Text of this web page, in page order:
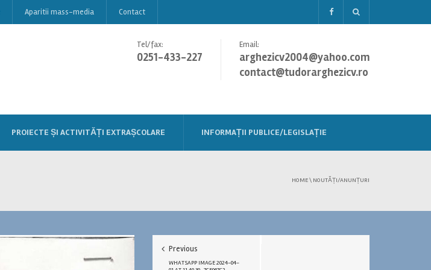
Aparitii mass-media Contact
Tel/fax:
0251-433-227
Email:
arghezicv2004@yahoo.com
contact@tudorarghezicv.ro
PROIECTE ȘI ACTIVITĂȚI EXTRAȘCOLARE INFORMAȚII PUBLICE/LEGISLAȚIE
HOME\ NOUTĂȚI/ANUNȚURI
Previous
WHATSAPP IMAGE 2024-04-